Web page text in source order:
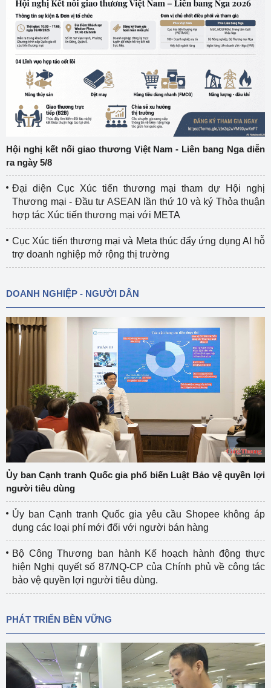
Hội nghị kết nối giao thương Việt Nam - Liên bang Nga diễn
ra ngày 5/8
Đại diện Cục Xúc tiến thương mại tham dự Hội nghị
Thương mại - Đầu tư ASEAN lần thứ 10 và ký Thỏa thuận
hợp tác Xúc tiến thương mại với META
Cục Xúc tiến thương mại và Meta thúc đẩy ứng dụng AI hỗ
trợ doanh nghiệp mở rộng thị trường
DOANH NGHIỆP - NGƯỜI DÂN
Ủy ban Cạnh tranh Quốc gia phổ biến Luật Bảo vệ quyền lợi
người tiêu dùng
Ủy ban Cạnh tranh Quốc gia yêu cầu Shopee không áp
dụng các loại phí mới đối với người bán hàng
Bộ Công Thương ban hành Kế hoạch hành động thực
hiện Nghị quyết số 87/NQ-CP của Chính phủ về công tác
bảo vệ quyền lợi người tiêu dùng.
PHÁT TRIỂN BỀN VỮNG